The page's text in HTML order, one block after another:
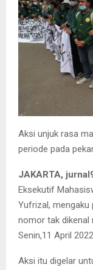
Aksi unjuk rasa
periode pada
JAKARTA,
Eksekutif
Yufrizal, mengaku
nomor tak dikenal
Senin,11 April
Aksi itu digelar